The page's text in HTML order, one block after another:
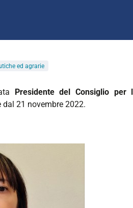
ed agrarie
Presidente del Consiglio
21 novembre 2022.